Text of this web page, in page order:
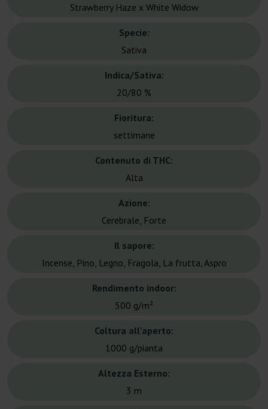
Strawberry Haze x White Widow
Specie:
Sativa
Indica/Sativa:
20/80 %
Fioritura:
settimane
Contenuto di THC:
Alta
Azione:
Cerebrale, Forte
Il sapore:
Incense, Pino, Legno, Fragola, La frutta, Aspro
Rendimento indoor:
500 g/m²
Coltura all'aperto:
1000 g/pianta
Altezza Esterno:
3 m